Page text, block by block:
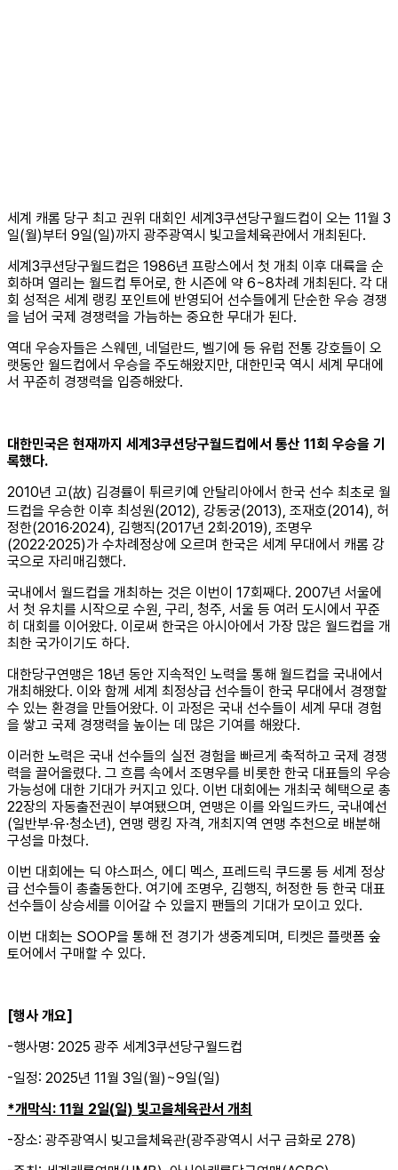
세계 캐롬 당구 최고 권위 대회인 세계3쿠션당구월드컵이 오는 11월 3
일(월)부터 9일(일)까지 광주광역시 빛고을체육관에서 개최된다.
세계3쿠션당구월드컵은 1986년 프랑스에서 첫 개최 이후 대륙을 순
회하며 열리는 월드컵 투어로, 한 시즌에 약 6~8차례 개최된다. 각 대
회 성적은 세계 랭킹 포인트에 반영되어 선수들에게 단순한 우승 경쟁
을 넘어 국제 경쟁력을 가늠하는 중요한 무대가 된다.
역대 우승자들은 스웨덴, 네덜란드, 벨기에 등 유럽 전통 강호들이 오
랫동안 월드컵에서 우승을 주도해왔지만, 대한민국 역시 세계 무대에
서 꾸준히 경쟁력을 입증해왔다.
대한민국은 현재까지 세계3쿠션당구월드컵에서 통산 11회 우승을 기
록했다.
2010년 고(故) 김경률이 튀르키예 안탈리아에서 한국 선수 최초로 월
드컵을 우승한 이후 최성원(2012), 강동궁(2013), 조재호(2014), 허
정한(2016·2024), 김행직(2017년 2회·2019), 조명우
(2022·2025)가 수차례정상에 오르며 한국은 세계 무대에서 캐롬 강
국으로 자리매김했다.
국내에서 월드컵을 개최하는 것은 이번이 17회째다. 2007년 서울에
서 첫 유치를 시작으로 수원, 구리, 청주, 서울 등 여러 도시에서 꾸준
히 대회를 이어왔다. 이로써 한국은 아시아에서 가장 많은 월드컵을 개
최한 국가이기도 하다.
대한당구연맹은 18년 동안 지속적인 노력을 통해 월드컵을 국내에서
개최해왔다. 이와 함께 세계 최정상급 선수들이 한국 무대에서 경쟁할
수 있는 환경을 만들어왔다. 이 과정은 국내 선수들이 세계 무대 경험
을 쌓고 국제 경쟁력을 높이는 데 많은 기여를 해왔다.
이러한 노력은 국내 선수들의 실전 경험을 빠르게 축적하고 국제 경쟁
력을 끌어올렸다. 그 흐름 속에서 조명우를 비롯한 한국 대표들의 우승
가능성에 대한 기대가 커지고 있다. 이번 대회에는 개최국 혜택으로 총
22장의 자동출전권이 부여됐으며, 연맹은 이를 와일드카드, 국내예선
(일반부·유·청소년), 연맹 랭킹 자격, 개최지역 연맹 추천으로 배분해
구성을 마쳤다.
이번 대회에는 딕 야스퍼스, 에디 멕스, 프레드릭 쿠드롱 등 세계 정상
급 선수들이 총출동한다. 여기에 조명우, 김행직, 허정한 등 한국 대표
선수들이 상승세를 이어갈 수 있을지 팬들의 기대가 모이고 있다.
이번 대회는 SOOP을 통해 전 경기가 생중계되며, 티켓은 플랫폼 숲
토어에서 구매할 수 있다.
[행사 개요]
-행사명: 2025 광주 세계3쿠션당구월드컵
-일정: 2025년 11월 3일(월)~9일(일)
*개막식: 11 월 2일(일) 빛고을체육관서 개최
-장소: 광주광역시 빚고을체육관(광주광역시 서구 금화로 278)